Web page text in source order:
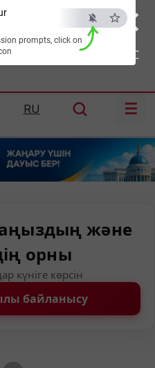
×
ESC
prompts, click on
Шымкент:27°C
RU ☰
және
орны
күніге көрсін
байланысу